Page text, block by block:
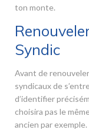
ton monte.
Syndic
Avant de
syndicaux de
d’identifier
choisira pas le
ancien par